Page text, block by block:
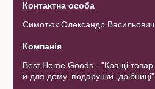
Симотюк Олександр Васильович
Best Home Goods - "Кращі товар
и для дому, подарунки, дрібниці"